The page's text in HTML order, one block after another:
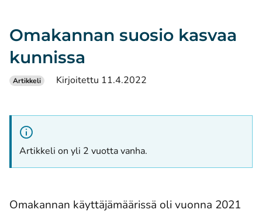
Omakannan suosio kasvaa
kunnissa
Artikkeli Kirjoitettu 11.4.2022
Artikkeli on yli 2 vuotta vanha.
Omakannan käyttäjämäärissä oli vuonna 2021